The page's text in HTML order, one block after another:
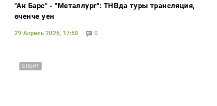
"Ак Барс" - "Металлург": ТНВда туры трансляция,
өченче уен
29 Апрель 2026, 17:50 0
СПОРТ